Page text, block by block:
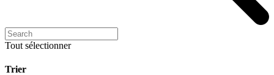
Tout sélectionner
Trier